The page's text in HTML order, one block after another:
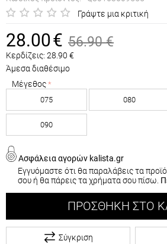
Γράψτε μια κριτική
28.00€ 56.90 €
Κερδίζεις: 28.90 €
Άμεσα διαθέσιμο
Μέγεθος
075 080
090
Ασφάλεια αγορών kalista.gr
Εγγυόμαστε ότι θα παραλάβεις τα
σου ή θα πάρεις τα χρήματα σου πίσω.
ΠΡΟΣΘΉΚΗ ΣΤΟ
Σύγκριση